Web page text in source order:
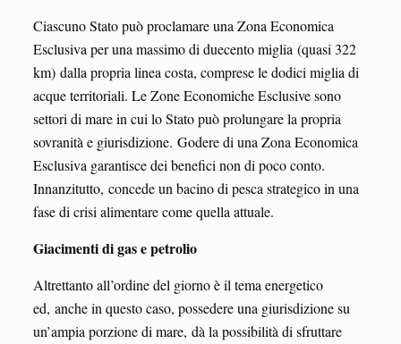
Ciascuno Stato può proclamare una Zona Economica
Esclusiva per una massimo di duecento miglia (quasi 322
km) dalla propria linea costa, comprese le dodici miglia di
acque territoriali. Le Zone Economiche Esclusive sono
settori di mare in cui lo Stato può prolungare la propria
sovranità e giurisdizione. Godere di una Zona Economica
Esclusiva garantisce dei benefici non di poco conto.
Innanzitutto, concede un bacino di pesca strategico in una
fase di crisi alimentare come quella attuale.
Giacimenti di gas e petrolio
Altrettanto all’ordine del giorno è il tema energetico
ed, anche in questo caso, possedere una giurisdizione su
un’ampia porzione di mare, dà la possibilità di sfruttare